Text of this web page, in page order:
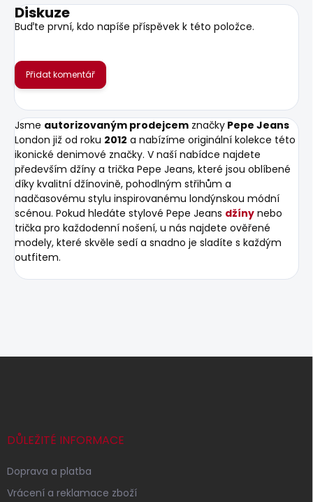
Diskuze
Buďte první, kdo napíše příspěvek k této položce.
Přidat komentář
Jsme autorizovaným prodejcem značky Pepe Jeans
London již od roku 2012 a nabízíme originální kolekce této
ikonické denimové značky. V naší nabídce najdete
především džíny a trička Pepe Jeans, které jsou oblíbené
díky kvalitní džínovině, pohodlným střihům a
nadčasovému stylu inspirovanému londýnskou módní
scénou. Pokud hledáte stylové Pepe Jeans džíny nebo
trička pro každodenní nošení, u nás najdete ověřené
modely, které skvěle sedí a snadno je sladíte s každým
outfitem.
Z
DŮLEŽITÉ INFORMACE
Doprava a platba
Vrácení a reklamace zboží